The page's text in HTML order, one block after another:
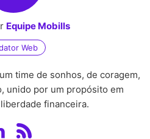
Equipe Mobills
Web
time de sonhos, de coragem,
unido por um propósito em
financeira.